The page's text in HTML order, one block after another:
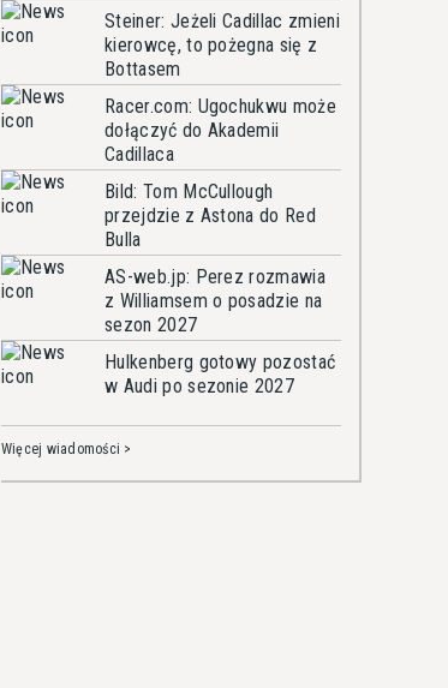
Steiner: Jeżeli Cadillac zmieni
kierowcę, to pożegna się z
Bottasem
Racer.com: Ugochukwu może
dołączyć do Akademii
Cadillaca
Bild: Tom McCullough
przejdzie z Astona do Red
Bulla
AS-web.jp: Perez rozmawia
z Williamsem o posadzie na
sezon 2027
Hulkenberg gotowy pozostać
w Audi po sezonie 2027
Więcej wiadomości >